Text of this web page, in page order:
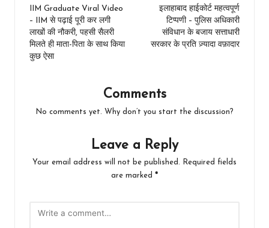
navigation
IIM Graduate Viral Video
– IIM से पढ़ाई पूरी कर लगी
लाखों की नौकरी, पहसी सैलरी
मिलते ही माता-पिता के साथ किया
कुछ ऐसा
इलाहाबाद हाईकोर्ट महत्वपूर्ण
टिप्पणी – पुलिस अधिकारी
संविधान के बजाय सत्ताधारी
सरकार के प्रति ज़्यादा वफ़ादार
Comments
No comments yet. Why don’t you start the discussion?
Leave a Reply
Your email address will not be published.
Required fields
are marked *